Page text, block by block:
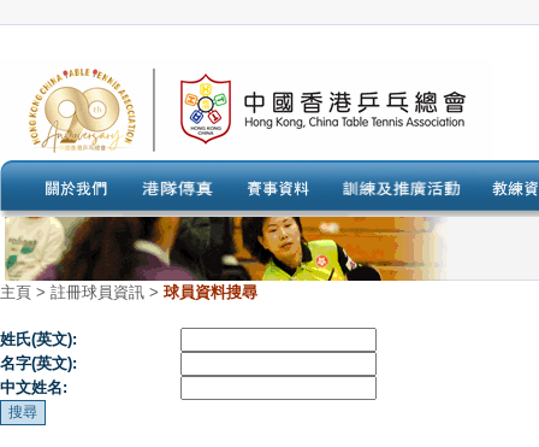
主頁 > 註冊球員資訊 > 球員資料搜尋
姓氏(英文):
名字(英文):
中文姓名: